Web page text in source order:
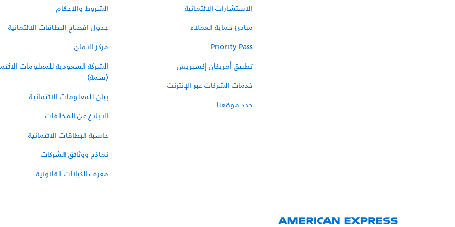
الاستشارات الائتمانية
مبادئ حماية العملاء
Priority Pass
تطبيق أمريكان إكسبريس
خدمات الشركات عبر الإنترنت
حدد موقعنا
الشروط والاحكام
جدول افصاح البطاقات الائتمانية
مركز الأمان
الشركة السعودية للمعلومات
(سمة)
بيان للمعلومات الائتمانية
الابلاغ عن المخالفات
حاسبة البطاقات الائتمانية
نماذج ووثائق الشركات
معرف الكيانات القانونية